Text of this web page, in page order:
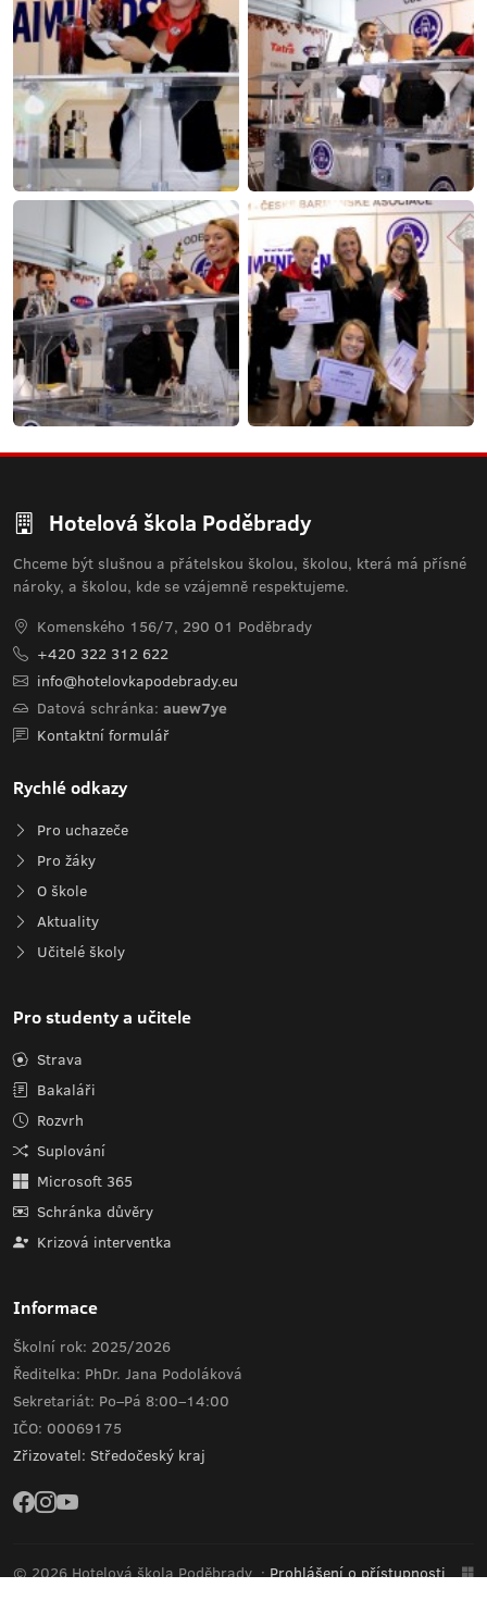
Hotelová škola Poděbrady
Chceme být slušnou a přátelskou školou, školou, která má přísné
nároky, a školou, kde se vzájemně respektujeme.
Komenského 156/7, 290 01 Poděbrady
+420 322 312 622
info@hotelovkapodebrady.eu
Datová schránka: auew7ye
Kontaktní formulář
Rychlé odkazy
Pro uchazeče
Pro žáky
O škole
Aktuality
Učitelé školy
Pro studenty a učitele
Strava
Bakaláři
Rozvrh
Suplování
Microsoft 365
Schránka důvěry
Krizová interventka
Informace
Školní rok: 2025/2026
Ředitelka: PhDr. Jana Podoláková
Sekretariát: Po–Pá 8:00–14:00
IČO: 00069175
Zřizovatel: Středočeský kraj
© 2026 Hotelová škola Poděbrady·Prohlášení o přístupnosti